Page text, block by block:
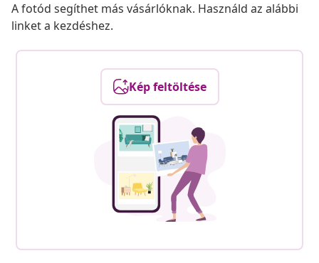
A fotód segíthet más vásárlóknak. Használd az alábbi
linket a kezdéshez.
Kép feltöltése